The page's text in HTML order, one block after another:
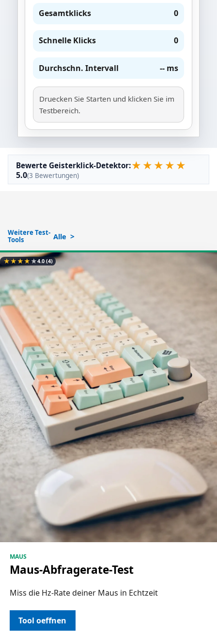
Gesamtklicks 0
Schnelle Klicks 0
Durchschn. Intervall -- ms
Druecken Sie Starten und klicken Sie im
Testbereich.
Bewerte Geisterklick-Detektor:★ ★ ★ ★ ★
5.0(3 Bewertungen)
Weitere Test-
Tools
Alle
★★★★★4.0(4)
MAUS
Maus-Abfragerate-Test
Miss die Hz-Rate deiner Maus in Echtzeit
Tool oeffnen